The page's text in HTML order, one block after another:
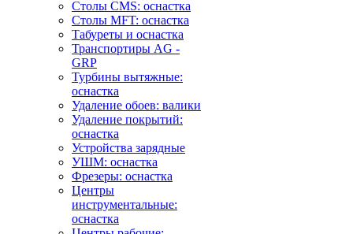
Столы CMS: оснастка
Столы MFT: оснастка
Табуреты и оснастка
Транспортиры AG -
GRP
Турбины вытяжные:
оснастка
Удаление обоев: валики
Удаление покрытий:
оснастка
Устройства зарядные
УШМ: оснастка
Фрезеры: оснастка
Центры
инструментальные:
оснастка